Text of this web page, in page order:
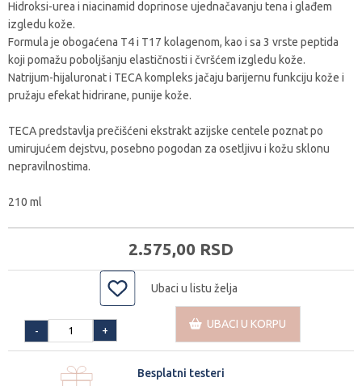
Hidroksi-urea i niacinamid doprinose ujednačavanju tena i glađem
izgledu kože.
Formula je obogaćena T4 i T17 kolagenom, kao i sa 3 vrste peptida
koji pomažu poboljšanju elastičnosti i čvršćem izgledu kože.
Natrijum-hijaluronat i TECA kompleks jačaju barijernu funkciju kože i
pružaju efekat hidrirane, punije kože.
TECA predstavlja prečišćeni ekstrakt azijske centele poznat po
umirujućem dejstvu, posebno pogodan za osetljivu i kožu sklonu
nepravilnostima.
210 ml
2.575,00 RSD
+
-
Ubaci u listu želja
UBACI U KORPU
Besplatni testeri